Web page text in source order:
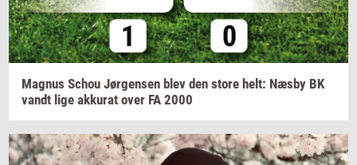
Magnus Schou Jør­gen­sen blev den store helt: Næsby BK
vandt lige ak­ku­rat over FA 2000